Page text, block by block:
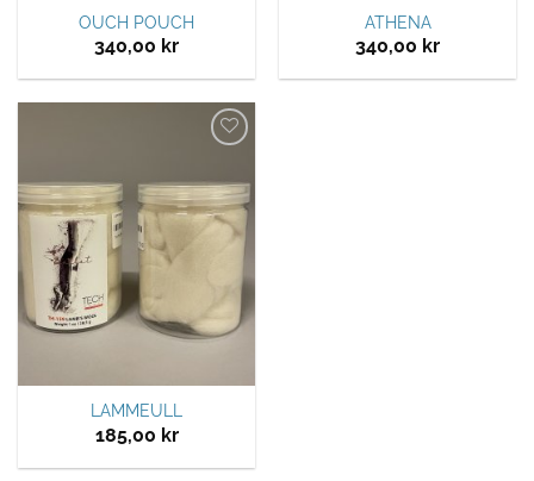
OUCH POUCH
340,00 kr
ATHENA
340,00 kr
ønskeliste
LAMMEULL
185,00 kr